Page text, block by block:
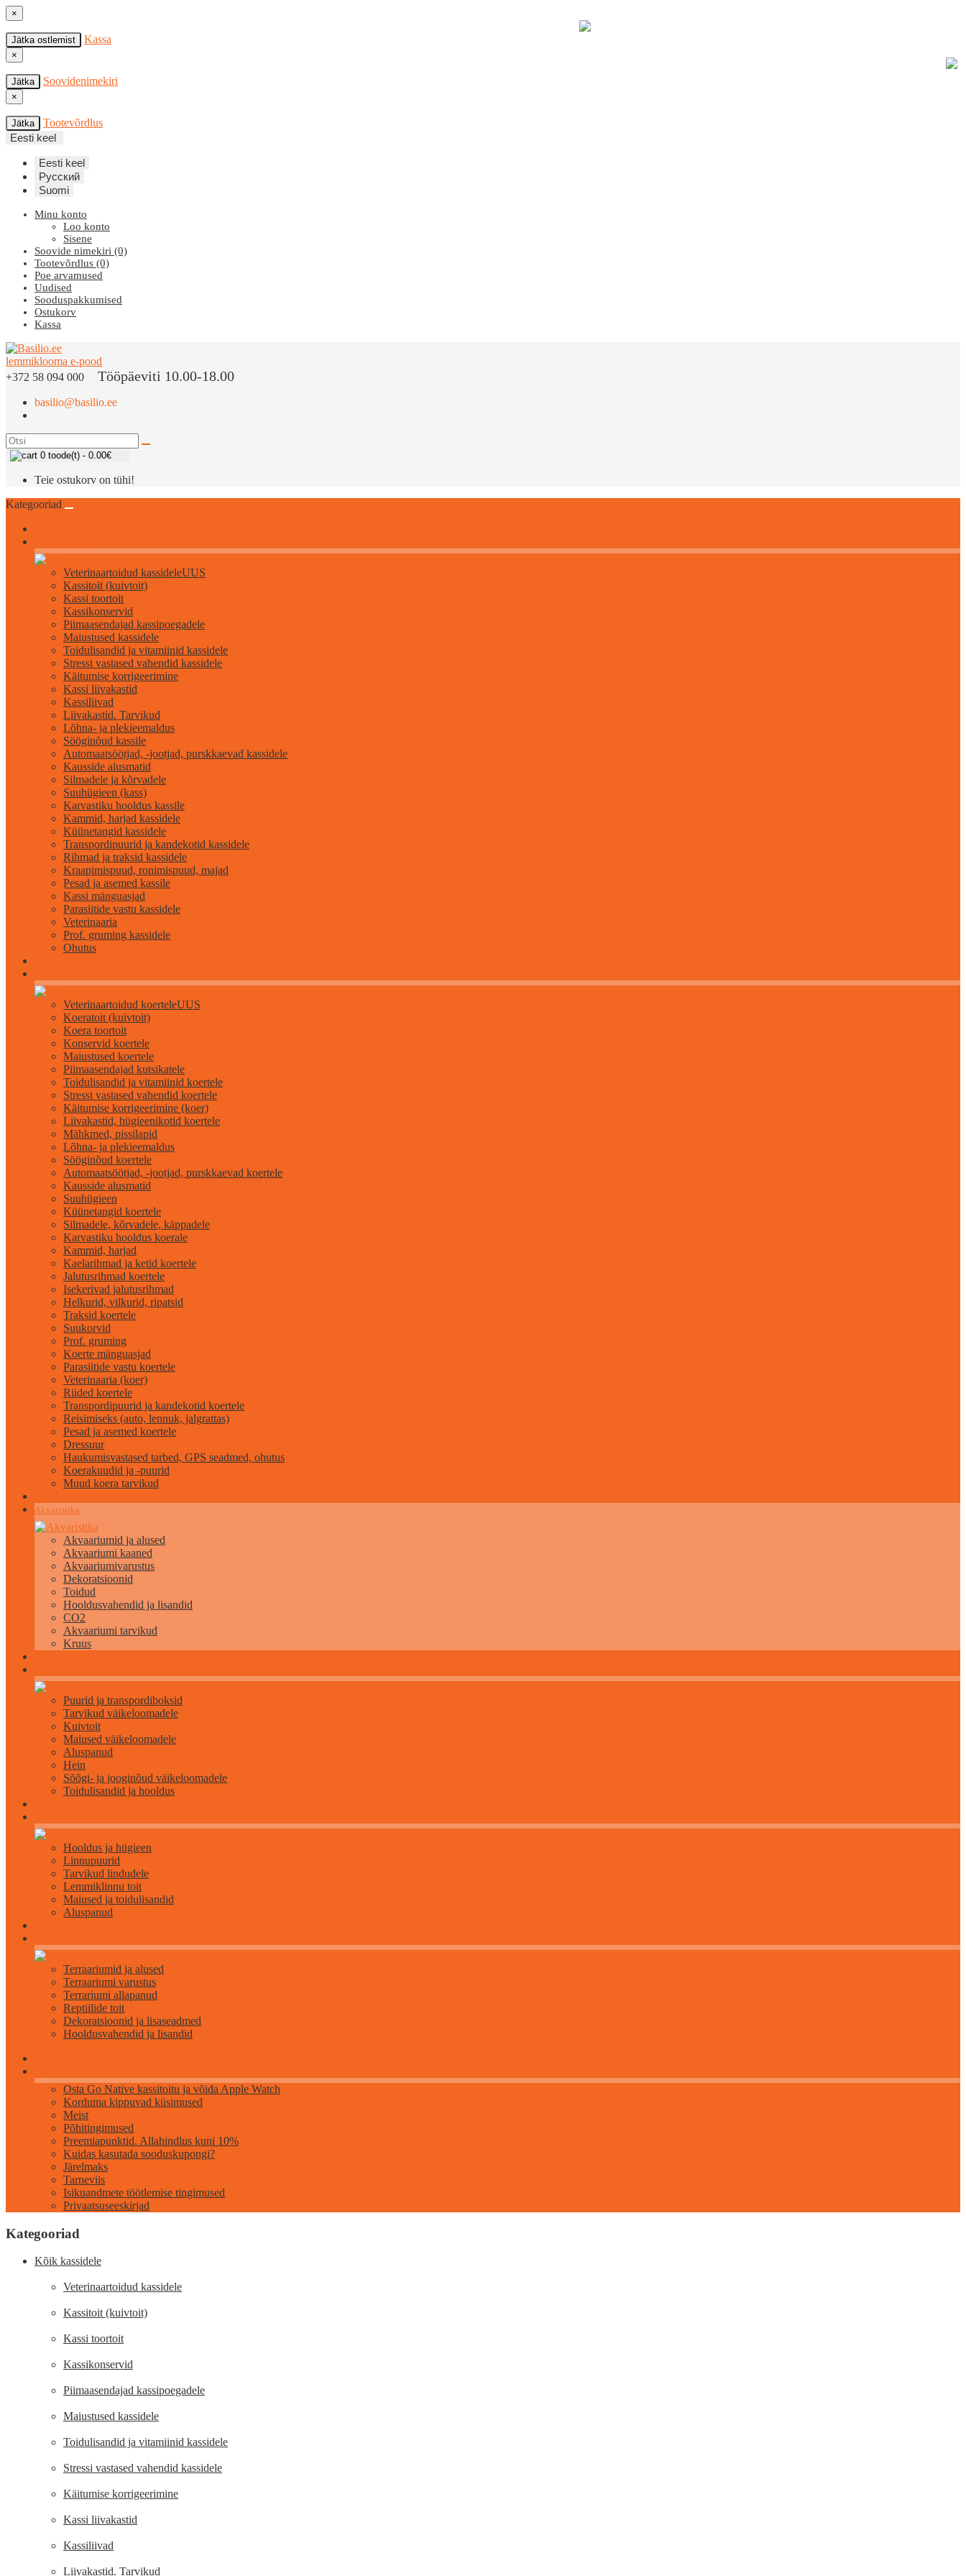
×
Jätka ostlemist Kassa
×
Jätka Soovidenimekiri
×
Jätka
Tootevõrdlus
Eesti keel
Eesti keel
Русский
Suomi
Minu konto
Loo konto
Sisene
Soovide nimekiri (0)
Tootevõrdlus (0)
Poe arvamused
Uudised
Sooduspakkumised
Ostukorv
Kassa
+372 58 094 000 Tööpäeviti 10.00-18.00
basilio@basilio.ee
0 toode(t) - 0.00€
Teie ostukorv on tühi!
Kategooriad
Veterinaartoidud kassideleUUS
Kassitoit (kuivtoit)
Kassi toortoit
Kassikonservid
Piimaasendajad kassipoegadele
Maiustused kassidele
Toidulisandid ja vitamiinid kassidele
Stressi vastased vahendid kassidele
Käitumise korrigeerimine
Kassi liivakastid
Kassiliivad
Liivakastid. Tarvikud
Lõhna- ja plekieemaldus
Sööginõud kassile
Automaatsöötjad, -jootjad, purskkaevad kassidele
Kausside alusmatid
Silmadele ja kõrvadele
Suuhügieen (kass)
Karvastiku hooldus kassile
Kammid, harjad kassidele
Küünetangid kassidele
Transpordipuurid ja kandekotid kassidele
Rihmad ja traksid kassidele
Kraapimispuud, ronimispuud, majad
Pesad ja asemed kassile
Kassi mänguasjad
Parasiitide vastu kassidele
Veterinaaria
Prof. gruming kassidele
Ohutus
Veterinaartoidud koerteleUUS
Koeratoit (kuivtoit)
Koera toortoit
Konservid koertele
Maiustused koertele
Piimaasendajad kutsikatele
Toidulisandid ja vitamiinid koertele
Stressi vastased vahendid koertele
Käitumise korrigeerimine (koer)
Liivakastid, hügieenikotid koertele
Mähkmed, pissilapid
Lõhna- ja plekieemaldus
Sööginõud koertele
Automaatsöötjad, -jootjad, purskkaevad koertele
Kausside alusmatid
Suuhügieen
Küünetangid koertele
Silmadele, kõrvadele, käppadele
Karvastiku hooldus koerale
Kammid, harjad
Kaelarihmad ja ketid koertele
Jalutusrihmad koertele
Isekerivad jalutusrihmad
Helkurid, vilkurid, ripatsid
Traksid koertele
Suukorvid
Prof. gruming
Koerte mänguasjad
Parasiitide vastu koertele
Veterinaaria (koer)
Riided koertele
Transpordipuurid ja kandekotid koertele
Reisimiseks (auto, lennuk, jalgrattas)
Pesad ja asemed koertele
Dressuur
Haukumisvastased tarbed, GPS seadmed, ohutus
Koerakuudid ja -puurid
Muud koera tarvikud
Akvaristika
Akvaariumid ja alused
Akvaariumi kaaned
Akvaariumivarustus
Dekoratsioonid
Toidud
Hooldusvahendid ja lisandid
CO2
Akvaariumi tarvikud
Kruus
Puurid ja transpordiboksid
Tarvikud väikeloomadele
Kuivtoit
Maiused väikeloomadele
Aluspanud
Hein
Sõõgi- ja jooginõud väikeloomadele
Toidulisandid ja hooldus
Hooldus ja hügieen
Linnupuurid
Tarvikud lindudele
Lemmiklinnu toit
Maiused ja toidulisandid
Aluspanud
Terraariumid ja alused
Terraariumi varustus
Terrariumi allapanud
Reptiilide toit
Dekoratsioonid ja lisaseadmed
Hooldusvahendid ja lisandid
Osta Go Native kassitoitu ja võida Apple Watch
Korduma kippuvad küsimused
Meist
Põhitingimused
Preemiapunktid. Allahindlus kuni 10%
Kuidas kasutada sooduskupongi?
Järelmaks
Tarneviis
Isikuandmete töötlemise tingimused
Privaatsuseeskirjad
Kategooriad
Kõik kassidele
Veterinaartoidud kassidele
Kassitoit (kuivtoit)
Kassi toortoit
Kassikonservid
Piimaasendajad kassipoegadele
Maiustused kassidele
Toidulisandid ja vitamiinid kassidele
Stressi vastased vahendid kassidele
Käitumise korrigeerimine
Kassi liivakastid
Kassiliivad
Liivakastid. Tarvikud